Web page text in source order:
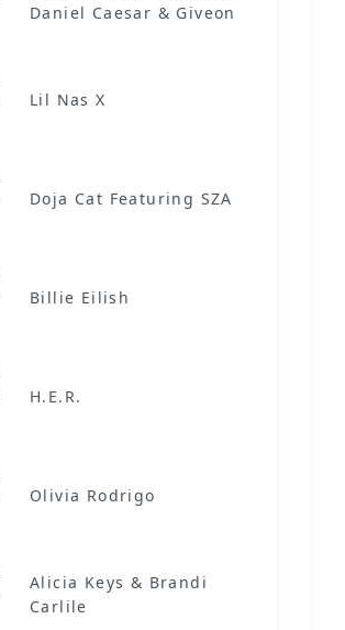
Daniel Caesar & Giveon
Lil Nas X
Doja Cat Featuring SZA
Billie Eilish
H.E.R.
Olivia Rodrigo
Alicia Keys & Brandi
Carlile